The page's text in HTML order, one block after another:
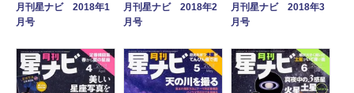
月刊星ナビ 2018年1
月号
月刊星ナビ 2018年2
月号
月刊星ナビ 2018年3
月号